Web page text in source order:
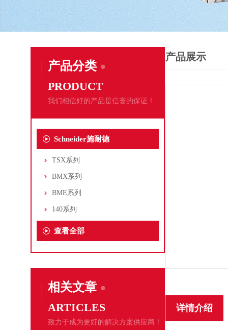
产品分类
PRODUCT
我们相信好的产品是信誉的保证！
Schneider施耐德
TSX系列
BMX系列
BME系列
140系列
查看全部
相关文章
ARTICLES
致力于成为更好的解决方案供应商！
产品展示
详情介绍